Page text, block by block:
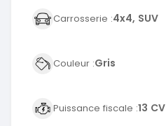
Carrosserie :4x4, SUV
Couleur :Gris
Puissance fiscale :13 CV